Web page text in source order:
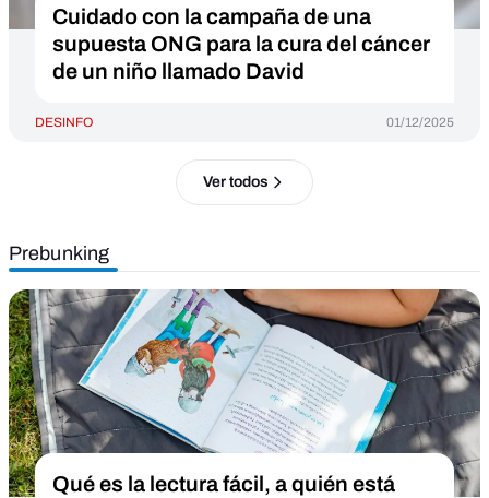
Cuidado con la campaña de una
supuesta ONG para la cura del cáncer
de un niño llamado David
DESINFO 01/12/2025
Ver todos
Prebunking
Qué es la lectura fácil, a quién está